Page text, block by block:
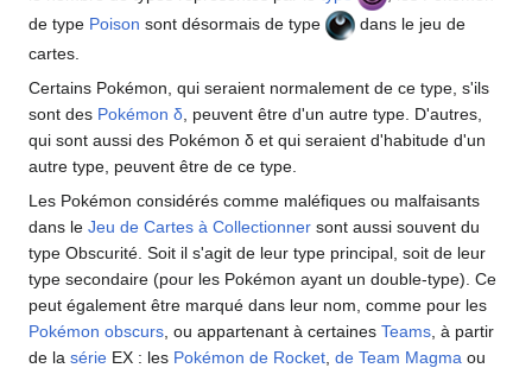
de type Poison sont désormais de type
dans le jeu de
cartes.
Certains Pokémon, qui seraient normalement de ce type, s'ils
sont des Pokémon δ , peuvent être d'un autre type. D'autres,
qui sont aussi des Pokémon δ et qui seraient d'habitude d'un
autre type, peuvent être de ce type.
Les Pokémon considérés comme maléfiques ou malfaisants
dans le Jeu de Cartes à Collectionner sont aussi souvent du
type Obscurité. Soit il s'agit de leur type principal, soit de leur
type secondaire (pour les Pokémon ayant un double-type). Ce
peut également être marqué dans leur nom, comme pour les
Pokémon obscurs , ou appartenant à certaines Teams , à partir
de la série EX : les Pokémon de Rocket de Team Magma ou